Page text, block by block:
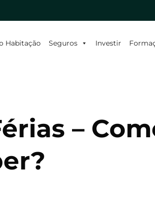
Habitação Seguros Investir
–